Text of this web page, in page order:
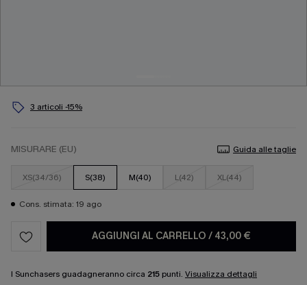
3 articoli -15%
MISURARE (EU) Guida alle taglie
XS(34/36) S(38) M(40) L(42) XL(44)
Cons. stimata: 19 ago
AGGIUNGI AL CARRELLO / 43,00 €
I Sunchasers guadagneranno circa 215 punti. Visualizza dettagli